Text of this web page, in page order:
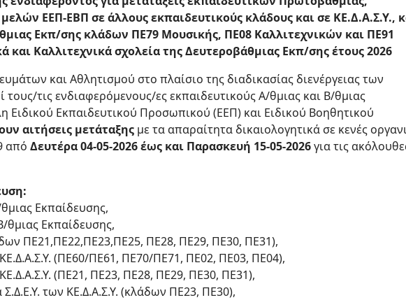
ΕΕΠ-ΕΒΠ σε άλλους εκπαιδευτικούς κλάδους και σε ΚΕ.Δ.Α.Σ.Υ.,
Εκπ/σης κλάδων ΠΕ79 Μουσικής, ΠΕ08 Καλλιτεχνικών και ΠΕ91
Καλλιτεχνικά σχολεία της Δευτεροβάθμιας Εκπ/σης έτους 2026
και Αθλητισμού στο πλαίσιο της διαδικασίας διενέργειας των
τους/τις ενδιαφερόμενους/ες εκπαιδευτικούς Α/θμιας και Β/θμιας
Ειδικού Εκπαιδευτικού Προσωπικού (ΕΕΠ) και Ειδικού Βοηθητικού
αιτήσεις μετάταξης με τα απαραίτητα δικαιολογητικά σε κενές
από Δευτέρα 04-05-2026 έως και Παρασκευή 15-05-2026για τις
Εκπαίδευσης,
θμιας Εκπαίδευσης,
ΠΕ21,ΠΕ22,ΠΕ23,ΠΕ25, ΠΕ28, ΠΕ29, ΠΕ30, ΠΕ31),
(ΠΕ60/ΠΕ61, ΠΕ70/ΠΕ71, ΠΕ02, ΠΕ03, ΠΕ04),
(ΠΕ21, ΠΕ23, ΠΕ28, ΠΕ29, ΠΕ30, ΠΕ31),
των ΚΕ.Δ.Α.Σ.Υ. (κλάδων ΠΕ23, ΠΕ30),